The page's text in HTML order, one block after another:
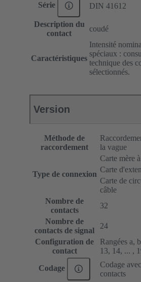
Série DIN 41612
Description du
contact
coudé
Caractéristiques
Intensité
spéciaux :
technique des
sélectionnés.
Version
Méthode de
raccordement
la vague
Type de connexion
Carte mère
Carte
Carte de
câble
Nombre de
contacts
32
Nombre de
contacts de signal
24
Configuration de
contact
Rangées a,
13, 14, ... ,
Codage
Codage
contacts